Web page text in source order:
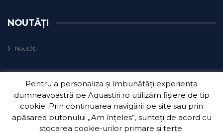
NOUTĂȚI
Noutăți
Copyright 2018 Aquatim S.A.| Dezvoltat de 3Waves Net
Pentru a personaliza și îmbunătăți experiența
dumneavoastră pe Aquastiri.ro utilizăm fișiere de tip
cookie. Prin continuarea navigării pe site sau prin
apăsarea butonului „Am înțeles”, sunteți de acord cu
stocarea cookie-urilor primare și terțe.